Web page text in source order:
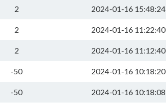
2 2024-01-16 15:48:24
2 2024-01-16 11:22:40
2 2024-01-16 11:12:40
-50 2024-01-16 10:18:20
-50 2024-01-16 10:18:08